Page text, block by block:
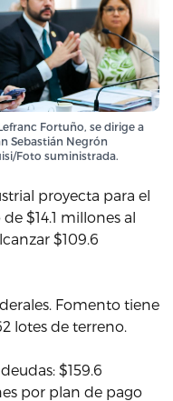
Fortuño, se dirige a
Sebastián Negrón
Foto suministrada.
proyecta para el
$14.1 millones al
$109.6
Fomento tiene
lotes de terreno.
$159.6
por plan de pago